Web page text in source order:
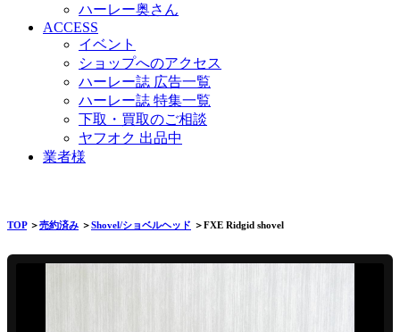
ハーレー奥さん
ACCESS
イベント
ショップへのアクセス
ハーレー誌 広告一覧
ハーレー誌 特集一覧
下取・買取のご相談
ヤフオク 出品中
業者様
TOP＞売約済み ＞Shovel/ショベルヘッド ＞FXE Ridgid shovel